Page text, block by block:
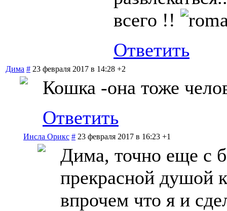
всего !!
Ответить
Дима # 23 февраля 2017 в 14:28 +2
Кошка -она тоже
Ответить
Инсла Орикс # 23 февраля 2017 в 16:23 +1
Дима, точно еще с
прекрасной душой
впрочем что я и